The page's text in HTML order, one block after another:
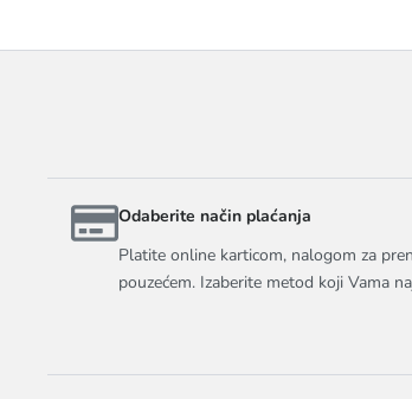
Odaberite način plaćanja
Platite online karticom, nalogom za
pouzećem. Izaberite metod koji Vama